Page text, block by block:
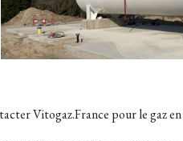
Vitogaz.France pour le gaz en